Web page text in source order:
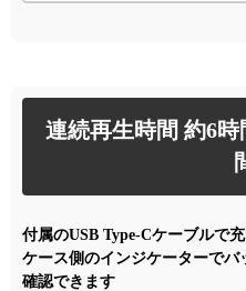
連続再生時間 約6
付属のUSB Type-Cケーブルで
ケース側のインジケーターでバ
確認できます